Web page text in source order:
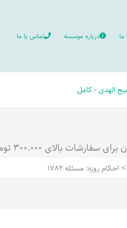
درباره موسسه تماس با ما
بالای ۳۰۰.۰۰۰ تومان
احکام روزه: مسئله 1782